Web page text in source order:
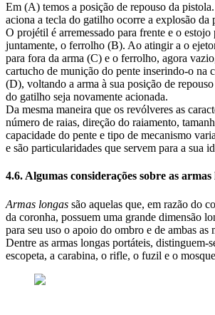
Em (A) temos a posição de repouso da
aciona a tecla do gatilho ocorre a explosão da
O projétil é arremessado para frente e o estojo
juntamente, o ferrolho (B). Ao atingir a o
para fora da arma (C) e o ferrolho, agora
cartucho de munição do pente inserindo-o na
(D), voltando a arma à sua posição de
do gatilho seja novamente acionada.
Da mesma maneira que os revólveres as
número de raias, direção do raiamento,
capacidade do pente e tipo de mecanismo
e são particularidades que servem para a sua
4.6. Algumas considerações sobre as armas
Armas longas são aquelas que, em razão do
da coronha, possuem uma grande dimensão
para seu uso o apoio do ombro e de ambas as
Dentre as armas longas portáteis, distinguem-
escopeta, a carabina, o rifle, o fuzil e o